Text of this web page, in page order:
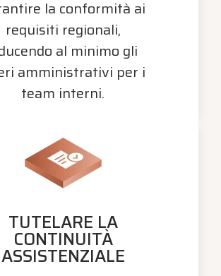
la conformità ai
requisiti regionali,
al minimo gli
amministrativi per i
team interni.
TUTELARE LA
CONTINUITÀ
ASSISTENZIALE